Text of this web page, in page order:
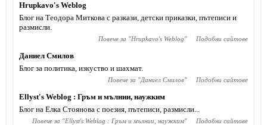
Hrupkavo's Weblog
Блог на Теодора Миткова с разкази, детски приказки, пътеписи и
размисли.
Повече за "Hrupkavo's Weblog" Подобни сайтове
Даниел Смилов
Блог за политика, изкуство и шахмат.
Повече за "Даниел Смилов" Подобни сайтове
Ellyst's Weblog : Гръм и мълнии, наужким
Блог на Елка Стоянова с поезия, пътеписи, размисли...
Повече за "Ellyst's Weblog : Гръм и мълнии, наужким" Подобни сайтове